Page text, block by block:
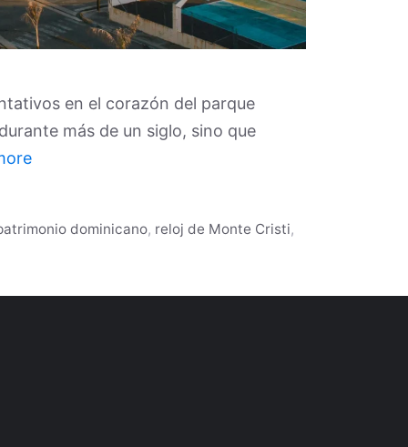
en el corazón del parque
más de un siglo, sino que
dominicano, reloj de Monte Cristi,